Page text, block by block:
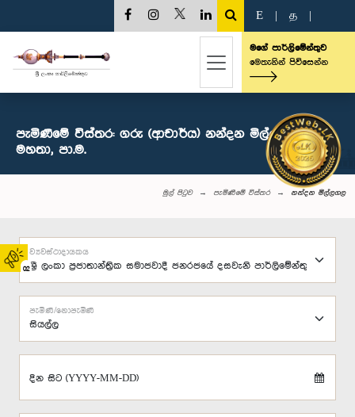
02
E த
මගේ පාර්ලිමේන්තුව
මෙතැනින් පිවිසෙන්න
පැමිණීමේ විස්තර: ගරු (ආචාර්ය) නන්දන මිල්ලගල
මහතා, පා.ම.
මුල් පිටුව පැමිණීමේ විස්තර නන්දන මිල්ලගල
ව්‍යවස්ථාදායකය
පැමිණි/නොපැමිණි
දින සිට (YYYY-MM-DD)